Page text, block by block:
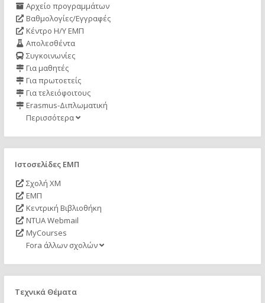
Αρχείο προγραμμάτων
Βαθμολογίες/Εγγραφές
Κέντρο Η/Υ ΕΜΠ
Απολεσθέντα
Συγκοινωνίες
Για μαθητές
Για πρωτοετείς
Για τελειόφοιτους
Erasmus-Διπλωματική
Περισσότερα
Ιστοσελίδες ΕΜΠ
Σχολή ΧΜ
ΕΜΠ
Κεντρική Βιβλιοθήκη
NTUA Webmail
MyCourses
Fora άλλων σχολών
Τεχνικά Θέματα